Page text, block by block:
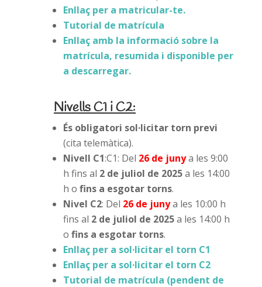
Enllaç per a matricular-te.
Tutorial de matrícula
Enllaç amb la informació sobre la
matrícula, resumida i disponible per
a descarregar.
Nivells C1 i C2:
És obligatori sol·licitar torn previ
(cita telemàtica).
Nivell C1:C1: Del 26 de junya les 9:00
h fins al 2 de juliol de 2025a les 14:00
h o fins a esgotar torns.
Nivel C2: Del 26 de junya les 10:00 h
fins al 2 de juliol de 2025a les 14:00 h
o fins a esgotar torns.
Enllaç per a sol·licitar el torn C1
Enllaç per a sol·licitar el torn C2
Tutorial de matrícula (pendent de